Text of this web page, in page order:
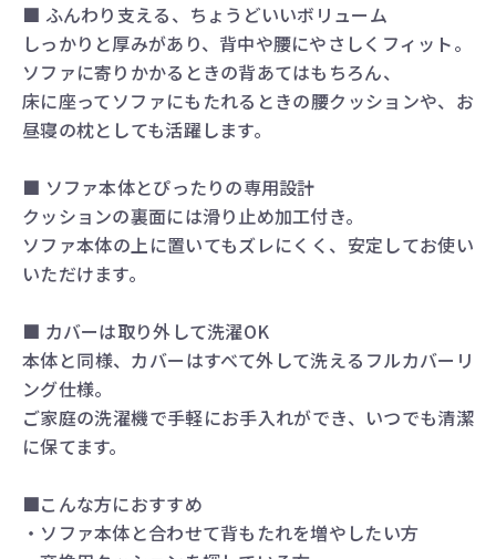
■ ふんわり支える、ちょうどいいボリューム
しっかりと厚みがあり、背中や腰にやさしくフィット。
ソファに寄りかかるときの背あてはもちろん、
床に座ってソファにもたれるときの腰クッションや、お
昼寝の枕としても活躍します。
■ ソファ本体とぴったりの専用設計
クッションの裏面には滑り止め加工付き。
ソファ本体の上に置いてもズレにくく、安定してお使い
いただけます。
■ カバーは取り外して洗濯OK
本体と同様、カバーはすべて外して洗えるフルカバーリ
ング仕様。
ご家庭の洗濯機で手軽にお手入れができ、いつでも清潔
に保てます。
■こんな方におすすめ
・ソファ本体と合わせて背もたれを増やしたい方